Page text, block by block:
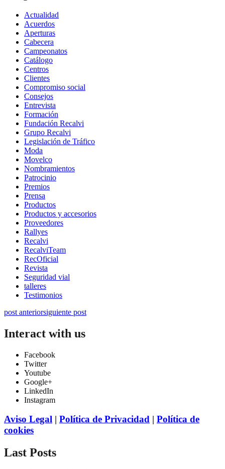
Actualidad
Acuerdos
Aperturas
Cabecera
Campeonatos
Catálogo
Centros
Clientes
Compromiso social
Consejos
Entrevista
Formación
Fundación Recalvi
Grupo Recalvi
Legislación de Tráfico
Moda
Movelco
Nombramientos
Patrocinio
Premios
Prensa
Productos
Productos y accesorios
Proveedores
Rallyes
Recalvi
RecalviTeam
RecOficial
Revista
Seguridad vial
talleres
Testimonios
post anteriorsiguiente post
Interact with us
Facebook
Twitter
Youtube
Google+
LinkedIn
Instagram
Aviso Legal | Política de Privacidad | Política de
cookies
Last Posts